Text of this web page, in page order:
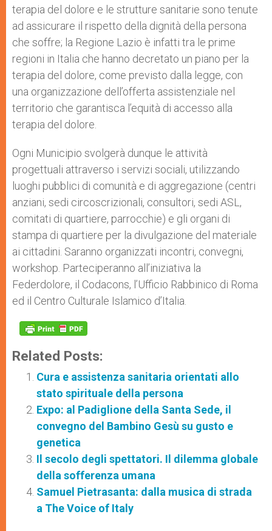
terapia del dolore e le strutture sanitarie sono tenute
ad assicurare il rispetto della dignità della persona
che soffre; la Regione Lazio è infatti tra le prime
regioni in Italia che hanno decretato un piano per la
terapia del dolore, come previsto dalla legge, con
una organizzazione dell’offerta assistenziale nel
territorio che garantisca l’equità di accesso alla
terapia del dolore.
Ogni Municipio svolgerà dunque le attività
progettuali attraverso i servizi sociali, utilizzando
luoghi pubblici di comunità e di aggregazione (centri
anziani, sedi circoscrizionali, consultori, sedi ASL,
comitati di quartiere, parrocchie) e gli organi di
stampa di quartiere per la divulgazione del materiale
ai cittadini. Saranno organizzati incontri, convegni,
workshop. Parteciperanno all’iniziativa la
Federdolore, il Codacons, l’Ufficio Rabbinico di Roma
ed il Centro Culturale Islamico d’Italia.
Related Posts:
Cura e assistenza sanitaria orientati allo
stato spirituale della persona
Expo: al Padiglione della Santa Sede, il
convegno del Bambino Gesù su gusto e
genetica
Il secolo degli spettatori. Il dilemma globale
della sofferenza umana
Samuel Pietrasanta: dalla musica di strada
a The Voice of Italy